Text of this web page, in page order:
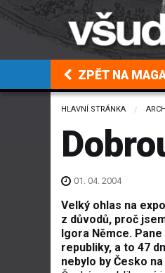
ZPĚT NA
HLAVNÍ STRÁNKA
01. 04. 2004
Velký ohlas na
z důvodů, proč
Igora Němce.
republiky, a to 47
nebylo by Česko